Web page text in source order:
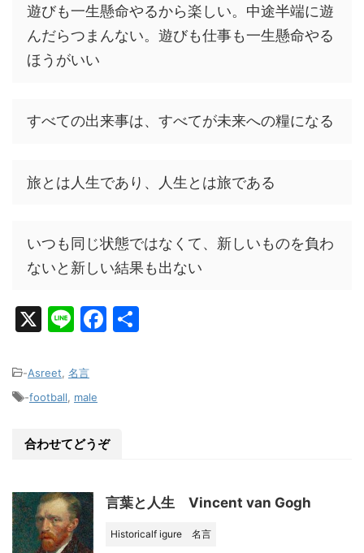
遊びも一生懸命やるから楽しい。中途半端に遊
んだらつまんない。遊びも仕事も一生懸命やる
ほうがいい
すべての出来事は、すべてが未来への糧になる
旅とは人生であり、人生とは旅である
いつも同じ状態ではなくて、新しいものを負わ
ないと新しい結果も出ない
X
Li
e
F
o
k
-Asreet, 名言
-football, male
合わせてどうぞ
言葉と人生 Vincent van Gogh
Historicalf igure 名言